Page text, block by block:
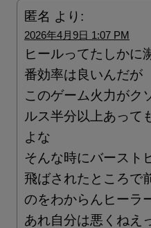
匿名 より:
2026年4月9日 1:07 PM
ヒールってたしかに
番効率は良いんだが
このゲーム火力がク
ルス半分以上あって
よな
そんな時にバースト
飛ばされたところで
のをわからんヒーラ
あれ自分は悪くねえ